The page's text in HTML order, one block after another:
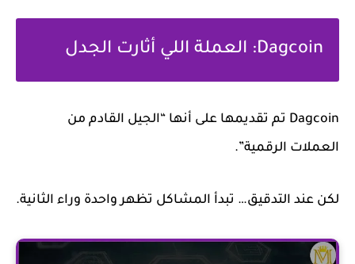
Dagcoin: العملة اللي أثارت الجدل
Dagcoin تم تقديمها على أنها “الجيل القادم من
العملات الرقمية”.
لكن عند التدقيق… تبدأ المشاكل تظهر واحدة وراء الثانية.